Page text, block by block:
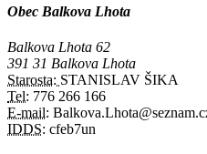
Obec Balkova Lhota
Balkova Lhota 62
391 31 Balkova Lhota
Starosta: STANISLAV ŠIKA
Tel: 776 266 166
E-mail:
IDDS: cfeb7un